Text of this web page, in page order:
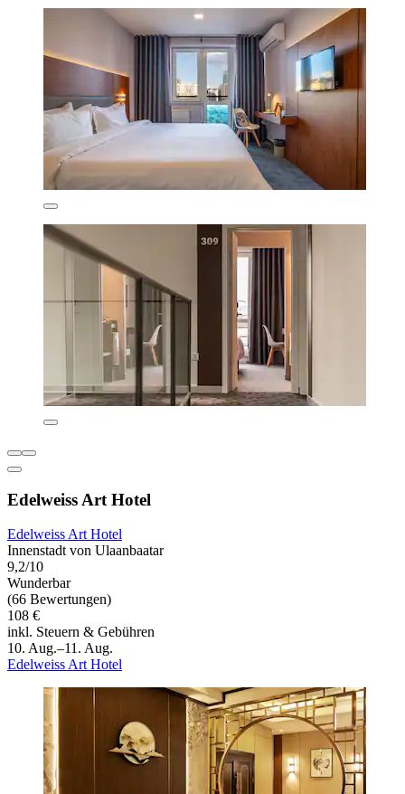
Edelweiss Art Hotel
Edelweiss Art Hotel
Innenstadt von Ulaanbaatar
9,2/10
Wunderbar
(66 Bewertungen)
108 €
inkl. Steuern & Gebühren
10. Aug.–11. Aug.
Edelweiss Art Hotel